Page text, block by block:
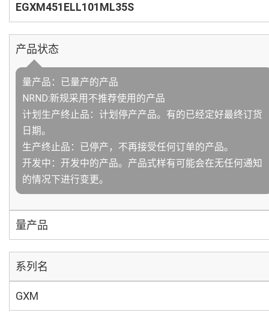
EGXM451ELL101ML35S
产品状态
量产品：已量产的产品
NRND:新规采用不推荐使用的产品
计划生产终止品：计划停产产品。有的已经定好最终订货
日期。
生产终止品：已停产，不再接受任何订单的产品。
开发中：开发中的产品。产品式样有可能会在无任何通知
的情况下进行变更。
量产品
系列名
GXM